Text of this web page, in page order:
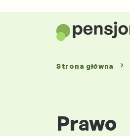
Strona główna
Prawo